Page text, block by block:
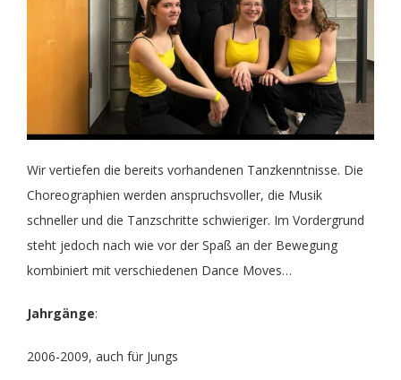
Wir vertiefen die bereits vorhandenen Tanzkenntnisse. Die
Choreographien werden anspruchsvoller, die Musik
schneller und die Tanzschritte schwieriger. Im Vordergrund
steht jedoch nach wie vor der Spaß an der Bewegung
kombiniert mit verschiedenen Dance Moves…
Jahrgänge:
2006-2009, auch für Jungs